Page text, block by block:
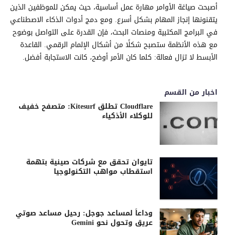
أصبحت صياغة الأوامر مهارة عمل أساسية، حيث يمكن للموظفين الذين
يتقنونها إنجاز المهام بشكل أسرع. ومع دمج أدوات الذكاء الاصطناعي
في البرامج المكتبية ومنصات البحث، فإن القدرة على التواصل بوضوح
مع هذه الأنظمة ستصبح شكلًا من أشكال الإلمام الرقمي. القاعدة
الأبسط لا تزال فعالة: كلما كان الأمر أوضح، كانت الاستجابة أفضل.
اخبار من القسم
Cloudflare تطلق Kitesurf: متصفح خفيف
للوكلاء الأذكياء
تايوان تحقق مع شركات صينية بتهمة
استقطاب مواهب التكنولوجيا
وداعاً لمساعد جوجل: رحيل مساعد صوتي
عريق وتحول نحو Gemini